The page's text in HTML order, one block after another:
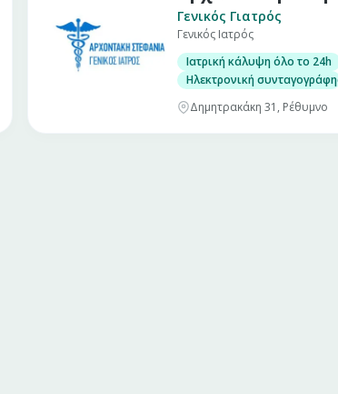
Αξιολόγηση αποτελεσμάτων
Γενικός Γιατρός
Γενικός Ιατρός
Ιατρική κάλυψη όλο το 24h
Ηλεκτρονική
Δημητρακάκη 31, Ρέθυμνο